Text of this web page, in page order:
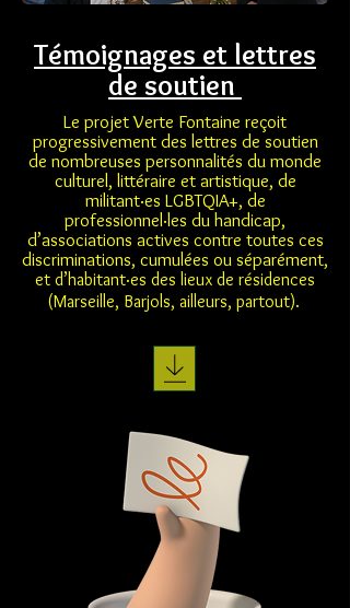
Témoignages et lettres
de soutien
Le projet Verte Fontaine reçoit
progressivement des lettres de soutien
de nombreuses personnalités du monde
culturel, littéraire et artistique, de
militant·es LGBTQIA+, de
professionnel·les du handicap,
d’associations actives contre toutes ces
discriminations, cumulées ou séparément,
et d’habitant·es des lieux de résidences
(Marseille, Barjols, ailleurs, partout).